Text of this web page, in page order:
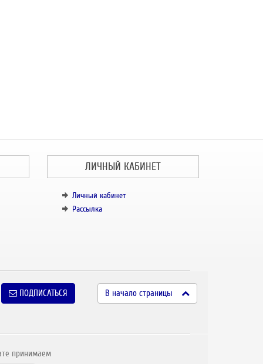
ЛИЧНЫЙ КАБИНЕТ
Личный кабинет
Рассылка
ПОДПИСАТЬСЯ В начало страницы
принимаем